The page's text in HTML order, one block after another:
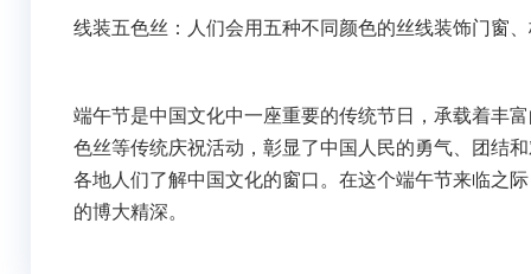
线装五色丝：人们会用五种不同颜色的丝线装饰门窗
端午节是中国文化中一座重要的传统节日，承载着丰
色丝等传统庆祝活动，彰显了中国人民的勇气、团结
各地人们了解中国文化的窗口。在这个端午节来临之
的博大精深。